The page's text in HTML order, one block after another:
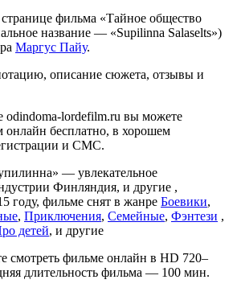
фильма «Тайное общество
название — «Supilinna Salaselts»)
Маргус Пайу.
описание сюжета, отзывы и
odindoma-lordefilm.ru вы можете
онлайн бесплатно, в хорошем
и СМС.
— увлекательное
Финляндия, и другие ,
году, фильме снят в жанре Боевики,
, Приключения, Семейные, Фэнтези ,
детей, и другие
смотреть фильме онлайн в HD 720–
длительность фильма — 100 мин.